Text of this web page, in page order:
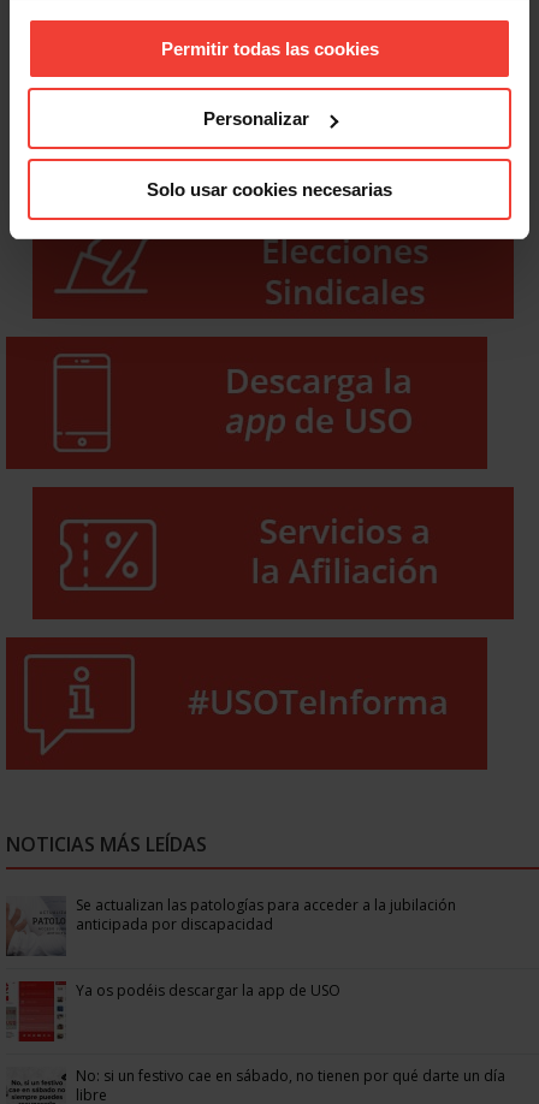
Permitir todas las cookies
Personalizar
Solo usar cookies necesarias
NOTICIAS MÁS LEÍDAS
Se actualizan las patologías para acceder a la jubilación
anticipada por discapacidad
Ya os podéis descargar la app de USO
No: si un festivo cae en sábado, no tienen por qué darte un día
libre